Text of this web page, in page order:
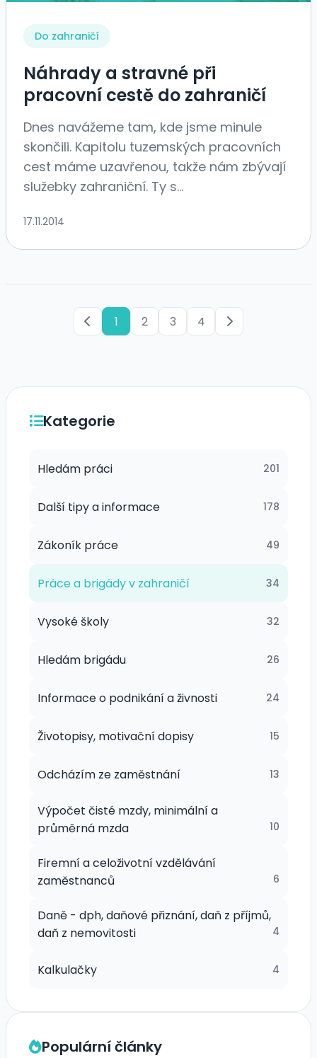
Do zahraničí
Náhrady a stravné při
pracovní cestě do zahraničí
Dnes navážeme tam, kde jsme minule
skončili. Kapitolu tuzemských pracovních
cest máme uzavřenou, takže nám zbývají
služebky zahraniční. Ty s...
17.11.2014
1 2 3 4
Kategorie
Hledám práci 201
Další tipy a informace 178
Zákoník práce 49
Práce a brigády v zahraničí 34
Vysoké školy 32
Hledám brigádu 26
Informace o podnikání a živnosti 24
Životopisy, motivační dopisy 15
Odcházím ze zaměstnání 13
Výpočet čisté mzdy, minimální a
průměrná mzda
10
Firemní a celoživotní vzdělávání
zaměstnanců
6
Daně - dph, daňové přiznání, daň z příjmů,
daň z nemovitosti
4
Kalkulačky 4
Populární články